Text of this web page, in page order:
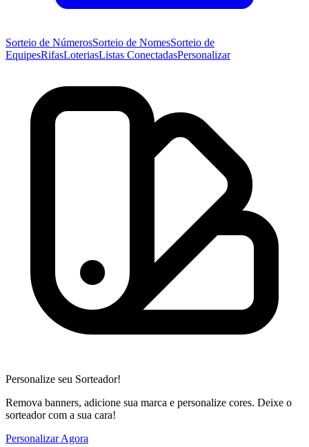
Sorteio de NúmerosSorteio de NomesSorteio de
EquipesRifasLoteriasListas ConectadasPersonalizar
Personalize seu Sorteador!
Remova banners, adicione sua marca e personalize cores. Deixe o
sorteador com a sua cara!
Personalizar Agora